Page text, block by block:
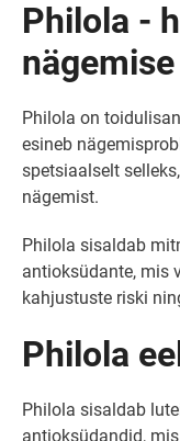
Philola -
Philola on
esineb
spetsiaalselt
nägemist.
Philola sisaldab
antioksüdante, mis
kahjustuste riski
Philola
Philola sisaldab
antioksüdandid,